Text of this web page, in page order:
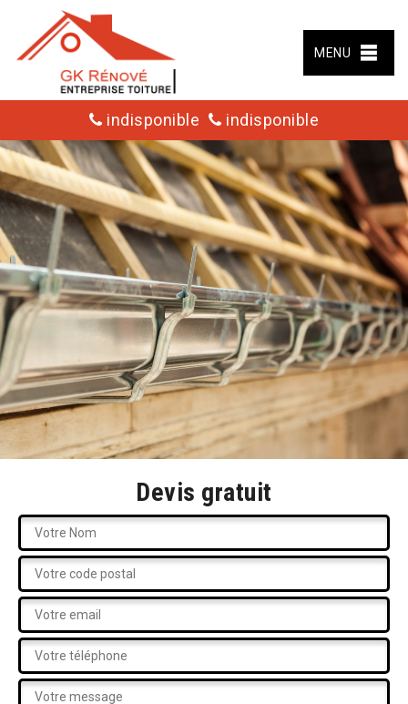
MENU
indisponible indisponible
Devis gratuit